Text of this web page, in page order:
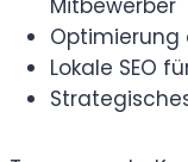
Mitbewerber
Optimierung
Lokale SEO